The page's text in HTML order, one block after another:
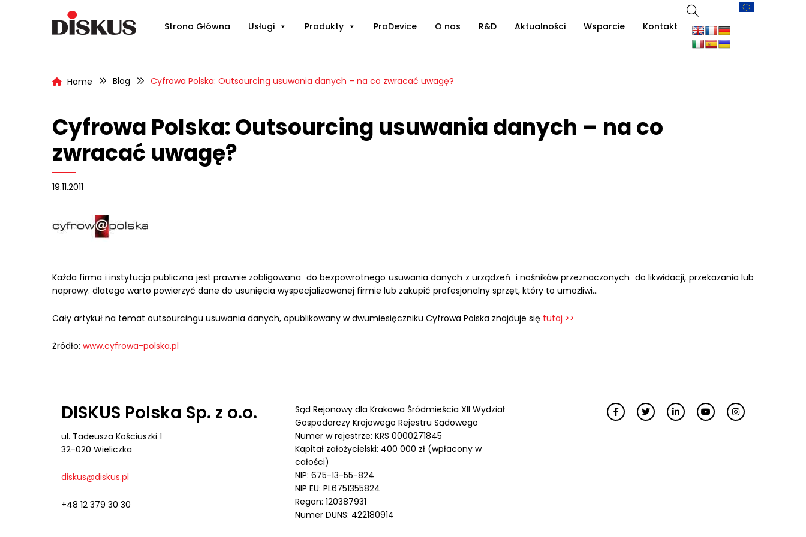
Strona Główna Usługi Produkty ProDevice O nas R&D Aktualności Wsparcie Kontakt
Home Blog Cyfrowa Polska: Outsourcing usuwania danych – na co zwracać uwagę?
Cyfrowa Polska: Outsourcing usuwania danych – na co
zwracać uwagę?
19.11.2011
Każda firma i instytucja publiczna jest prawnie zobligowana do bezpowrotnego usuwania danych z urządzeń i nośników przeznaczonych do likwidacji, przekazania lub
naprawy. dlatego warto powierzyć dane do usunięcia wyspecjalizowanej firmie lub zakupić profesjonalny sprzęt, który to umożliwi…
Cały artykuł na temat outsourcingu usuwania danych, opublikowany w dwumiesięczniku Cyfrowa Polska znajduje się tutaj >>
Żródło: www.cyfrowa-polska.pl
DISKUS Polska Sp. z o.o.
ul. Tadeusza Kościuszki 1
32-020 Wieliczka
diskus@diskus.pl
+48 12 379 30 30
Sąd Rejonowy dla Krakowa Śródmieścia XII Wydział
Gospodarczy Krajowego Rejestru Sądowego
Numer w rejestrze: KRS 0000271845
Kapitał założycielski: 400 000 zł (wpłacony w
całości)
NIP: 675-13-55-824
NIP EU: PL6751355824
Regon: 120387931
Numer DUNS: 422180914